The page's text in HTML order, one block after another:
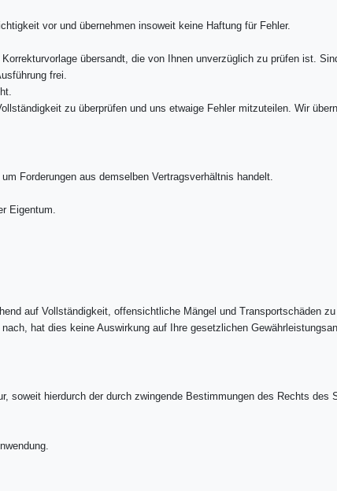
vor und übernehmen insoweit keine Haftung für Fehler.
übersandt, die von Ihnen unverzüglich zu prüfen ist.
frei.
zu überprüfen und uns etwaige Fehler mitzuteilen. Wir
Forderungen aus demselben Vertragsverhältnis handelt.
Eigentum.
auf Vollständigkeit, offensichtliche Mängel und Transportschäden
hat dies keine Auswirkung auf Ihre gesetzlichen
soweit hierdurch der durch zwingende Bestimmungen des Rechts des